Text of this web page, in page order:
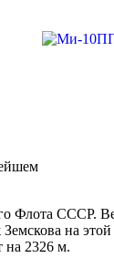
Флота СССР.
на
на 2326 м.